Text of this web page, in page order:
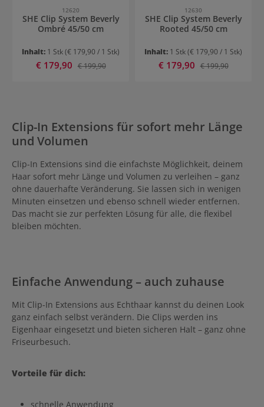
12620
SHE Clip System Beverly
Ombré 45/50 cm
Inhalt: 1 Stk(€ 179,90 / 1 Stk)
Verkaufspreis:
€ 179,90 Regulärer Preis:
€ 199,90
12630
SHE Clip System Beverly
Rooted 45/50 cm
Inhalt: 1 Stk(€ 179,90 / 1 Stk)
Verkaufspreis:
€ 179,90 Regulärer Preis:
€ 199,90
Clip-In Extensions für sofort mehr Länge
und Volumen
Clip-In Extensions sind die einfachste Möglichkeit, deinem
Haar sofort mehr Länge und Volumen zu verleihen – ganz
ohne dauerhafte Veränderung. Sie lassen sich in wenigen
Minuten einsetzen und ebenso schnell wieder entfernen.
Das macht sie zur perfekten Lösung für alle, die flexibel
bleiben möchten.
Einfache Anwendung – auch zuhause
Mit Clip-In Extensions aus Echthaar kannst du deinen Look
ganz einfach selbst verändern. Die Clips werden ins
Eigenhaar eingesetzt und bieten sicheren Halt – ganz ohne
Friseurbesuch.
Vorteile für dich:
schnelle Anwendung